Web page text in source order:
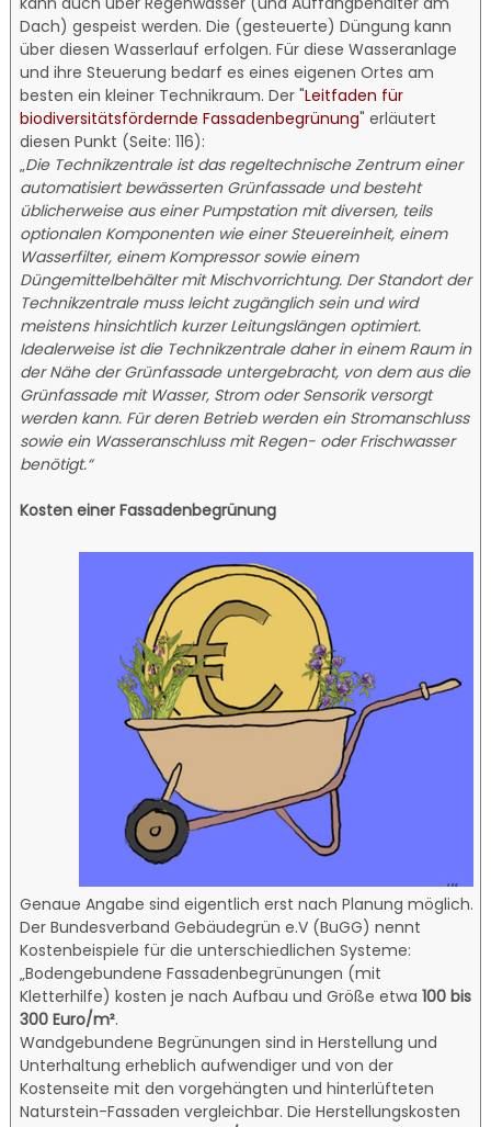
Dach) gespeist werden. Die (gesteuerte) Düngung kann
über diesen Wasserlauf erfolgen. Für diese Wasseranlage
und ihre Steuerung bedarf es eines eigenen Ortes am
besten ein kleiner Technikraum. Der "Leitfaden für
biodiversitätsfördernde Fassadenbegrünung" erläutert
diesen Punkt (Seite: 116):
„Die Technikzentrale ist das regeltechnische Zentrum einer
automatisiert bewässerten Grünfassade und besteht
üblicherweise aus einer Pumpstation mit diversen, teils
optionalen Komponenten wie einer Steuereinheit, einem
Wasserfilter, einem Kompressor sowie einem
Düngemittelbehälter mit Mischvorrichtung. Der Standort der
Technikzentrale muss leicht zugänglich sein und wird
meistens hinsichtlich kurzer Leitungslängen optimiert.
Idealerweise ist die Technikzentrale daher in einem Raum in
der Nähe der Grünfassade untergebracht, von dem aus die
Grünfassade mit Wasser, Strom oder Sensorik versorgt
werden kann. Für deren Betrieb werden ein Stromanschluss
sowie ein Wasseranschluss mit Regen- oder Frischwasser
benötigt.“
Kosten einer Fassadenbegrünung
Genaue Angabe sind eigentlich erst nach Planung möglich.
Der Bundesverband Gebäudegrün e.V (BuGG) nennt
Kostenbeispiele für die unterschiedlichen Systeme:
„Bodengebundene Fassadenbegrünungen (mit
Kletterhilfe) kosten je nach Aufbau und Größe etwa 100 bis
300 Euro/m².
Wandgebundene Begrünungen sind in Herstellung und
Unterhaltung erheblich aufwendiger und von der
Kostenseite mit den vorgehängten und hinterlüfteten
Naturstein-Fassaden vergleichbar. Die Herstellungskosten